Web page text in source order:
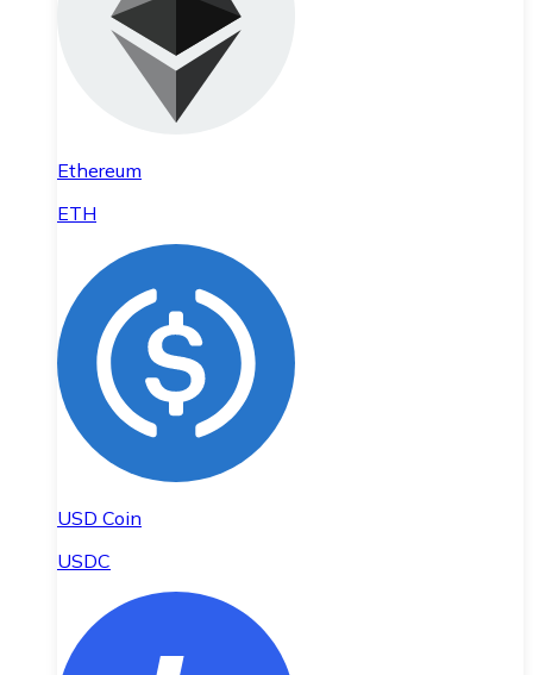
Ethereum
ETH
USD Coin
USDC